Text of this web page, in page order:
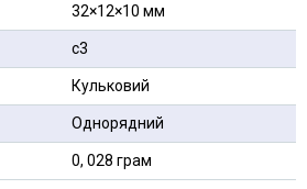
32×12×10 мм
с3
Кульковий
Однорядний
0, 028 грам